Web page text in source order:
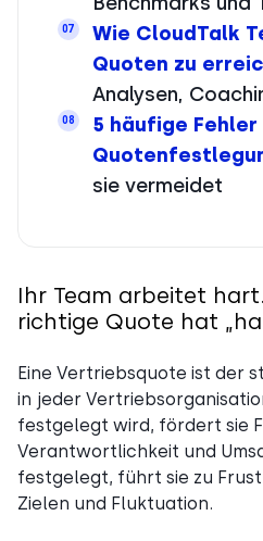
07
Wie CloudTalk
Quoten zu
Analysen,
08
5 häufige
sie vermeidet
Ihr Team arbeitet
richtige Quote hat
Eine Vertriebsquote ist der
in jeder
festgelegt wird, fördert sie
Verantwortlichkeit und
festgelegt, führt sie zu
Zielen und Fluktuation.